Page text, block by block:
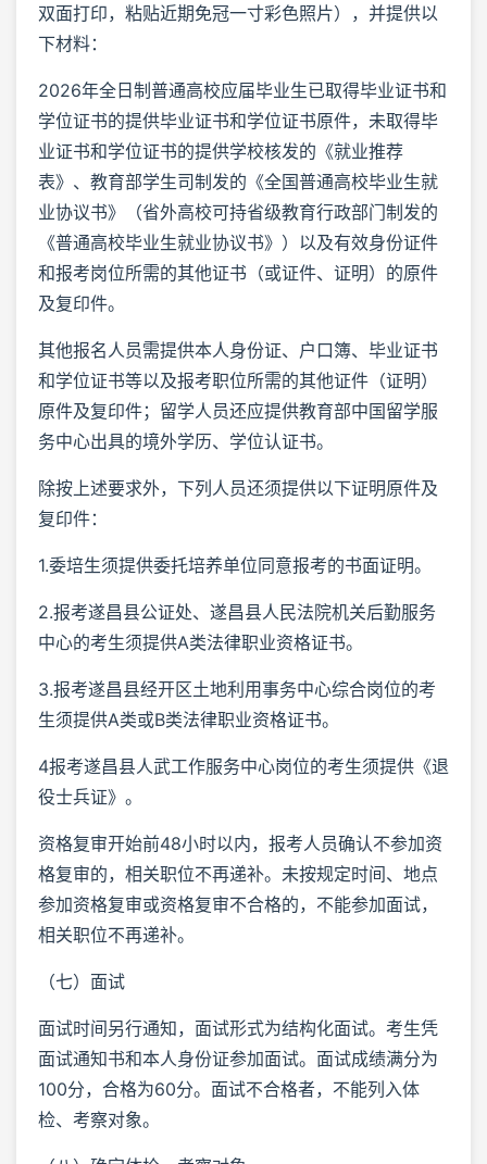
双面打印，粘贴近期免冠一寸彩色照片），并提供以
下材料：
2026年全日制普通高校应届毕业生已取得毕业证书和
学位证书的提供毕业证书和学位证书原件，未取得毕
业证书和学位证书的提供学校核发的《就业推荐
表》、教育部学生司制发的《全国普通高校毕业生就
业协议书》（省外高校可持省级教育行政部门制发的
《普通高校毕业生就业协议书》）以及有效身份证件
和报考岗位所需的其他证书（或证件、证明）的原件
及复印件。
其他报名人员需提供本人身份证、户口簿、毕业证书
和学位证书等以及报考职位所需的其他证件（证明）
原件及复印件；留学人员还应提供教育部中国留学服
务中心出具的境外学历、学位认证书。
除按上述要求外，下列人员还须提供以下证明原件及
复印件：
1.委培生须提供委托培养单位同意报考的书面证明。
2.报考遂昌县公证处、遂昌县人民法院机关后勤服务
中心的考生须提供A类法律职业资格证书。
3.报考遂昌县经开区土地利用事务中心综合岗位的考
生须提供A类或B类法律职业资格证书。
4报考遂昌县人武工作服务中心岗位的考生须提供《退
役士兵证》。
资格复审开始前48小时以内，报考人员确认不参加资
格复审的，相关职位不再递补。未按规定时间、地点
参加资格复审或资格复审不合格的，不能参加面试，
相关职位不再递补。
（七）面试
面试时间另行通知，面试形式为结构化面试。考生凭
面试通知书和本人身份证参加面试。面试成绩满分为
100分，合格为60分。面试不合格者，不能列入体
检、考察对象。